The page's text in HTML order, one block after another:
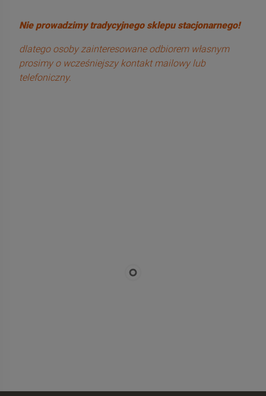
Nie prowadzimy tradycyjnego sklepu stacjonarnego!
dlatego osoby zainteresowane odbiorem własnym
prosimy o wcześniejszy kontakt mailowy lub
telefoniczny.